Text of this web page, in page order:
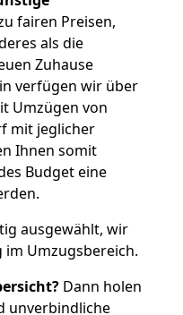
fairen Preisen,
als die
Zuhause
verfügen wir über
Umzügen von
mit jeglicher
Ihnen somit
Budget eine
ausgewählt, wir
im Umzugsbereich.
Dann holen
unverbindliche